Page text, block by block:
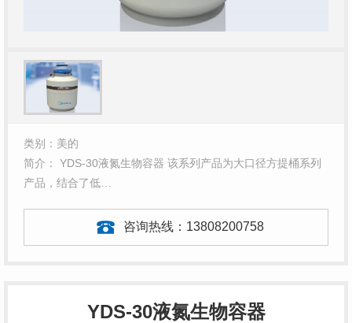
类别：美的
简介： YDS-30液氮生物容器 该系列产品为大口径方提桶系列
产品，结合了低…
咨询热线： 13808200758
YDS-30液氮生物容器